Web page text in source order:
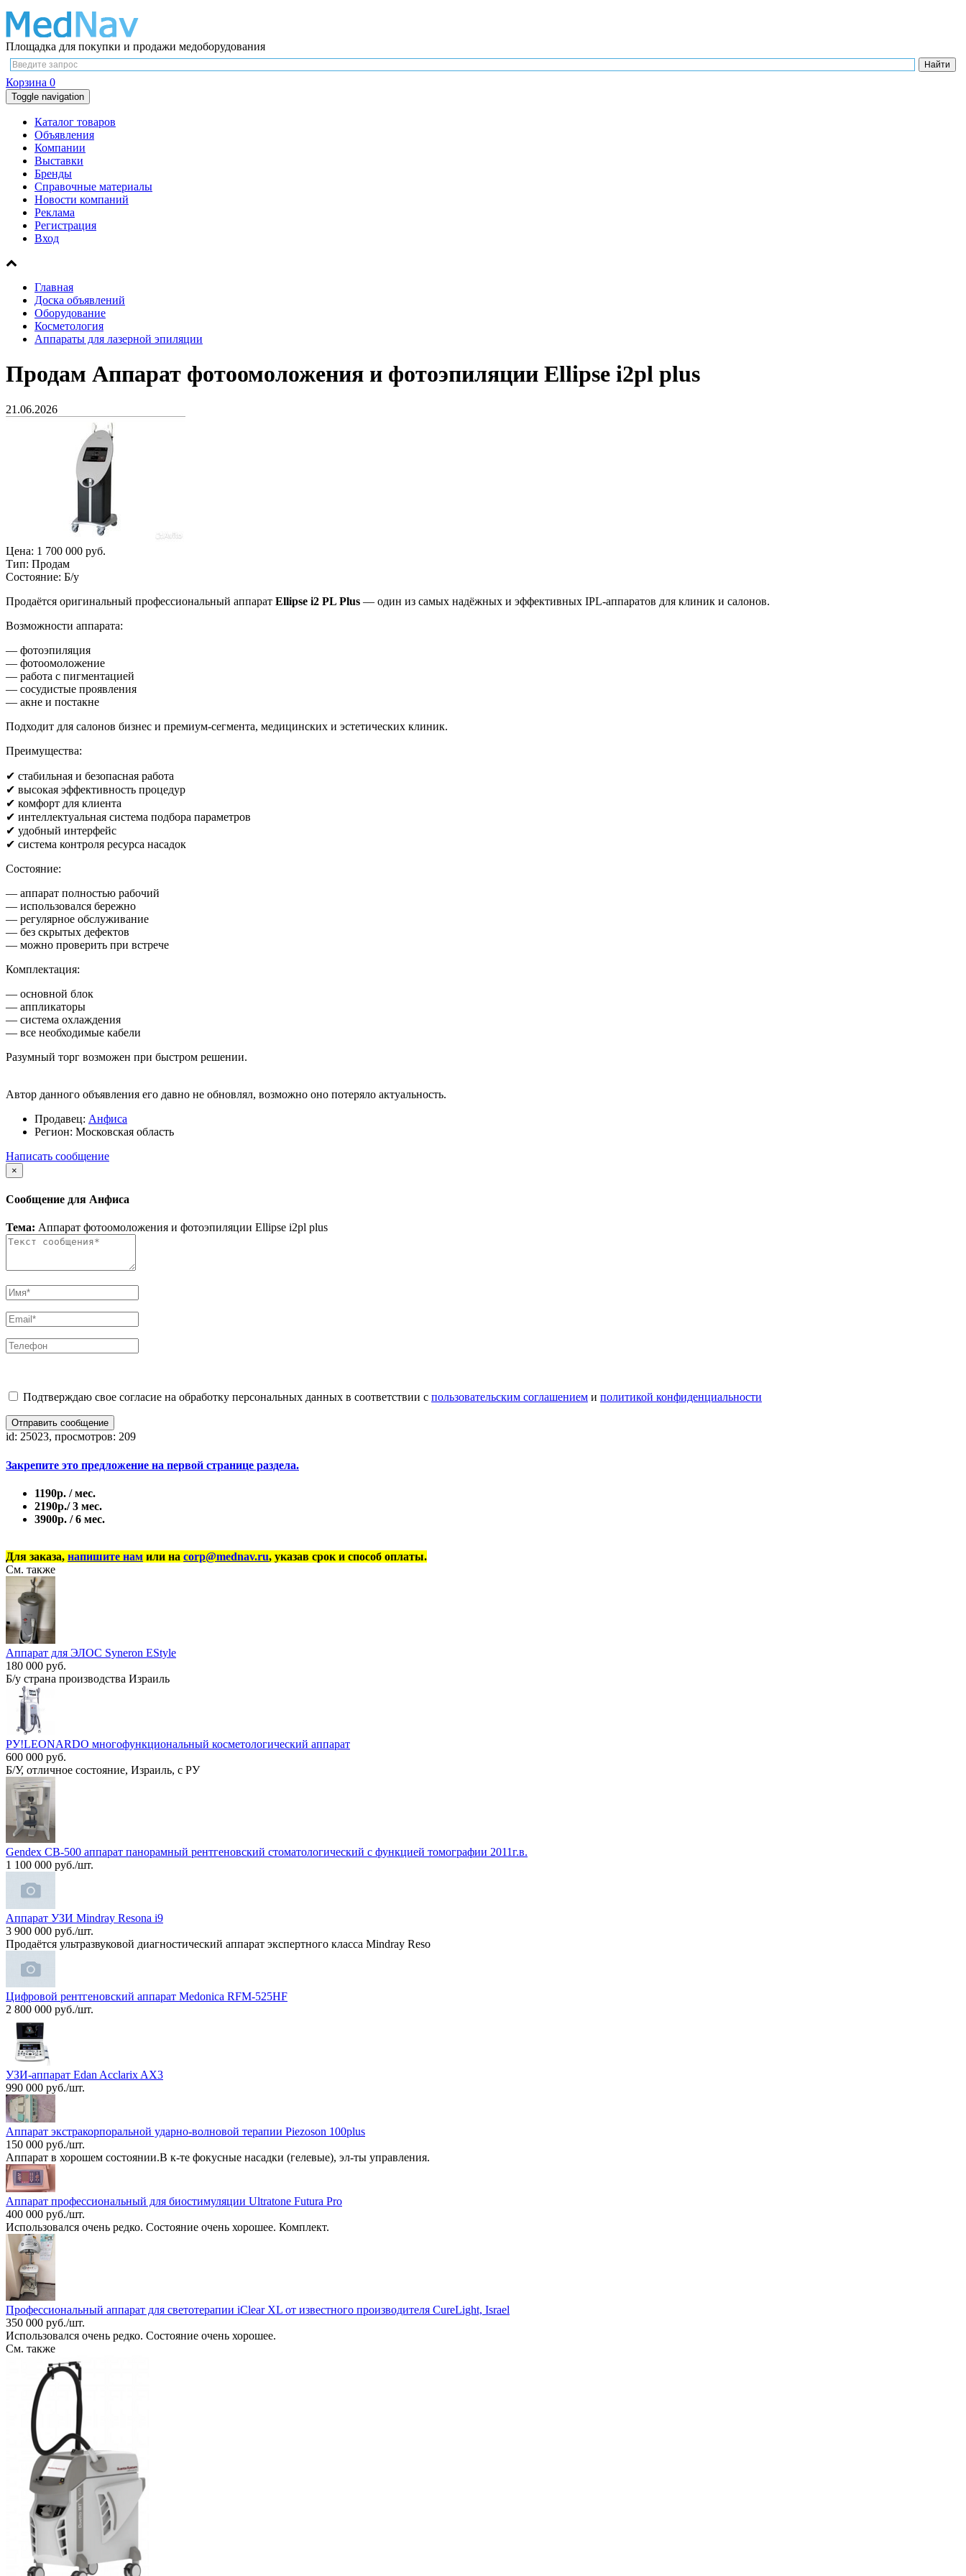
Площадка для покупки и продажи медоборудования
Корзина 0
Toggle navigation
Каталог товаров
Объявления
Компании
Выставки
Бренды
Справочные материалы
Новости компаний
Реклама
Регистрация
Вход
Главная
Доска объявлений
Оборудование
Косметология
Аппараты для лазерной эпиляции
Продам Аппарат фотоомоложения и фотоэпиляции Ellipse i2pl plus
21.06.2026
Цена: 1 700 000 руб.
Тип: Продам
Состояние: Б/у
Продаётся оригинальный профессиональный аппарат Ellipse i2 PL Plus — один из самых надёжных и эффективных IPL-аппаратов для клиник и салонов.
Возможности аппарата:
— фотоэпиляция
— фотоомоложение
— работа с пигментацией
— сосудистые проявления
— акне и постакне
Подходит для салонов бизнес и премиум-сегмента, медицинских и эстетических клиник.
Преимущества:
✔ стабильная и безопасная работа
✔ высокая эффективность процедур
✔ комфорт для клиента
✔ интеллектуальная система подбора параметров
✔ удобный интерфейс
✔ система контроля ресурса насадок
Состояние:
— аппарат полностью рабочий
— использовался бережно
— регулярное обслуживание
— без скрытых дефектов
— можно проверить при встрече
Комплектация:
— основной блок
— аппликаторы
— система охлаждения
— все необходимые кабели
Разумный торг возможен при быстром решении.
Автор данного объявления его давно не обновлял, возможно оно потеряло актуальность.
Продавец: Анфиса
Регион: Московская область
Написать сообщение
×
Сообщение для Анфиса
Тема: Аппарат фотоомоложения и фотоэпиляции Ellipse i2pl plus
Подтверждаю свое согласие на обработку персональных данных в соответствии с пользовательским соглашением и политикой конфиденциальности
Отправить сообщение
id: 25023, просмотров: 209
Закрепите это предложение на первой странице раздела.
1190р. / мес.
2190р./ 3 мес.
3900р. / 6 мес.
Для заказа, напишите нам или на corp@mednav.ru, указав срок и способ оплаты.
См. также
Аппарат для ЭЛОС Syneron EStyle
180 000 руб.
Б/у страна производства Израиль
РУ!LEONARDO многофункциональный косметологический аппарат
600 000 руб.
Б/У, отличное состояние, Израиль, с РУ
Gendex CB-500 аппарат панорамный рентгеновский стоматологический с функцией томографии 2011г.в.
1 100 000 руб./шт.
Аппарат УЗИ Mindray Resona i9
3 900 000 руб./шт.
Продаётся ультразвуковой диагностический аппарат экспертного класса Mindray Reso
Цифровой рентгеновский аппарат Medonica RFM-525HF
2 800 000 руб./шт.
УЗИ-аппарат Edan Acclarix AX3
990 000 руб./шт.
Аппарат экстракорпоральной ударно-волновой терапии Piezoson 100plus
150 000 руб./шт.
Аппарат в хорошем состоянии.В к-те фокусные насадки (гелевые), эл-ты управления.
Аппарат профессиональный для биостимуляции Ultratone Futura Pro
400 000 руб./шт.
Использовался очень редко. Состояние очень хорошее. Комплект.
Профессиональный аппарат для светотерапии iClear XL от известного производителя CureLight, Israel
350 000 руб./шт.
Использовался очень редко. Состояние очень хорошее.
См. также